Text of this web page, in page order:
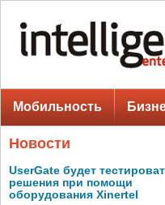
Мобильность
Новости
UserGate будет
решения при помощи
оборудования Xinertel